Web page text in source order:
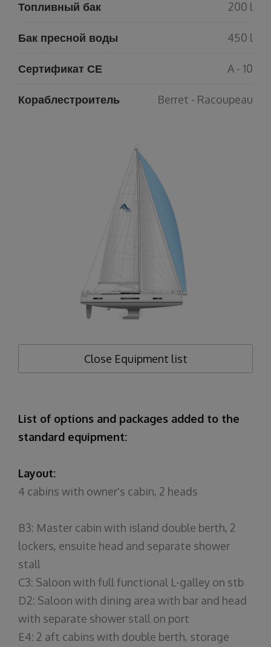
Топливный бак 200 l
Бак пресной воды 450 l
Сертификат СЕ A - 10
Кораблестроитель Berret - Racoupeau
Close Equipment list
List of options and packages added to the
standard equipment:
Layout:
4 cabins with owner's cabin, 2 heads
B3: Master cabin with island double berth, 2
lockers, ensuite head and separate shower
stall
C3: Saloon with full functional L-galley on stb
D2: Saloon with dining area with bar and head
with separate shower stall on port
E4: 2 aft cabins with double berth, storage